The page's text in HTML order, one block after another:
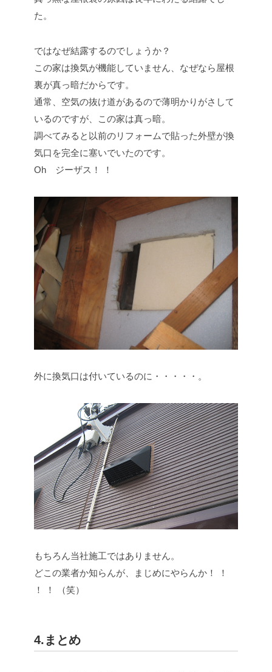
た。
ではなぜ結露するのでしょうか？
この家は換気が機能していません、なぜなら屋根
裏が真っ暗だからです。
通常、空気の抜け道があるので薄明かりがさして
いるのですが、この家は真っ暗。
調べてみると以前のリフォームで貼った外壁が換
気口を完全に塞いでいたのです。
Oh ジーザス！ ！
外に換気口は付いているのに・・・・・。
もちろん当社施工ではありません。
どこの業者か知らんが、まじめにやらんか！ ！
！ ！ （笑）
4.まとめ